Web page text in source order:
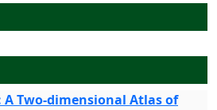
A Two-dimensional Atlas of